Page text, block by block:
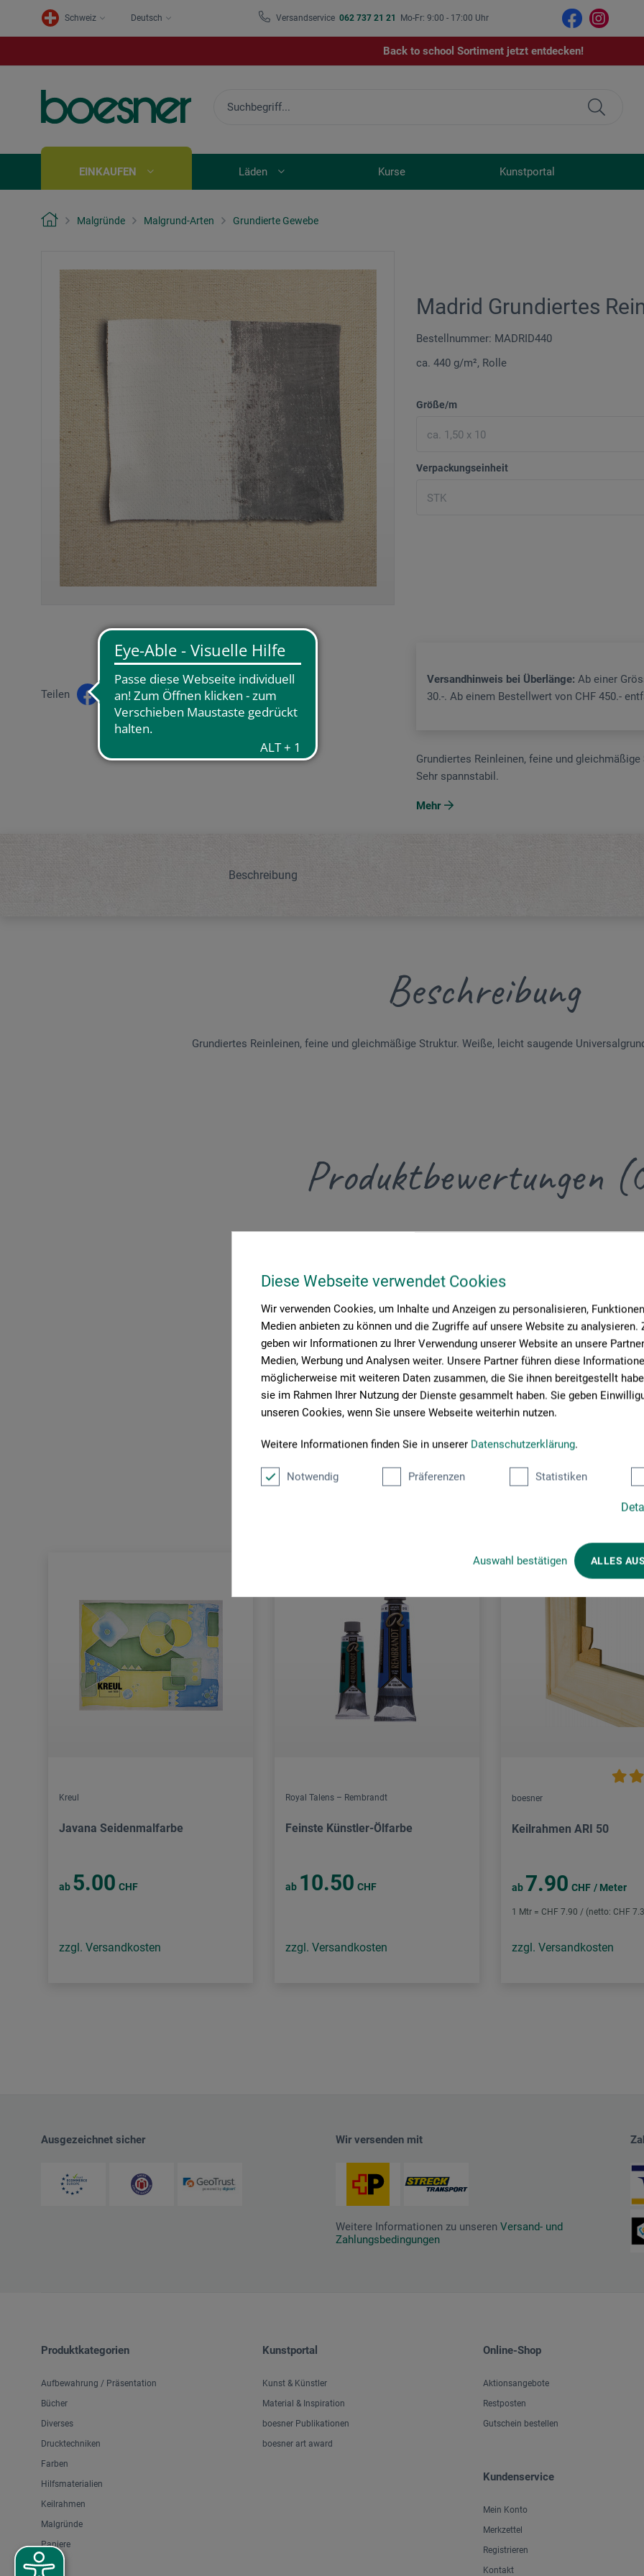
Diese Webseite verwendet Cookies
Wir verwenden Cookies, um Inhalte und Anzeigen zu personalisieren,
Medien anbieten zu können und die Zugriffe auf unsere Website zu analysieren.
geben wir Informationen zu Ihrer Verwendung unserer Website an unsere
Medien, Werbung und Analysen weiter. Unsere Partner führen diese
möglicherweise mit weiteren Daten zusammen, die Sie ihnen bereitgestellt
sie im Rahmen Ihrer Nutzung der Dienste gesammelt haben. Sie geben
unseren Cookies, wenn Sie unsere Webseite weiterhin nutzen.
Weitere Informationen finden Sie in unserer Datenschutzerklärung.
Notwendig Präferenzen Statistiken
Auswahl bestätigen ALLES
Schweiz Deutsch Versandservice 062 737 21 21 Mo-Fr: 9:00 - 17:00 Uhr
Back to school Sortiment jetzt entdecken!
EINKAUFEN Läden Kurse Kunstportal
Malgründe Malgrund-Arten Grundierte Gewebe
Madrid Grundiertes
Bestellnummer: MADRID440
ca. 440 g/m², Rolle
Größe/m
Verpackungseinheit
Teilen
Versandhinweis bei Überlänge: Ab einer
30.-. Ab einem Bestellwert von CHF 450.-
Grundiertes Reinleinen, feine und
Sehr spannstabil.
Mehr
Beschreibung
Beschreibung
Grundiertes Reinleinen, feine und gleichmäßige Struktur. Weiße, leicht saugende
Produktbewertungen
Kunden kauften auch
Kreul
Javana Seidenmalfarbe
ab 5.00 CHF
zzgl. Versandkosten
Royal Talens – Rembrandt
Feinste Künstler-Ölfarbe
ab 10.50 CHF
zzgl. Versandkosten
boesner
Keilrahmen ARI 50
ab 7.90 CHF / Meter
1 Mtr = CHF 7.90 / (netto: CHF
zzgl. Versandkosten
Ausgezeichnet sicher Wir versenden mit
Weitere Informationen zu unseren Versand- und
Zahlungsbedingungen
Produktkategorien
Aufbewahrung / Präsentation
Bücher
Diverses
Drucktechniken
Farben
Hilfsmaterialien
Keilrahmen
Malgründe
Papiere
Pinsel
Kunstportal
Kunst & Künstler
Material & Inspiration
boesner Publikationen
boesner art award
Online-Shop
Aktionsangebote
Restposten
Gutschein bestellen
Kundenservice
Mein Konto
Merkzettel
Registrieren
Kontakt